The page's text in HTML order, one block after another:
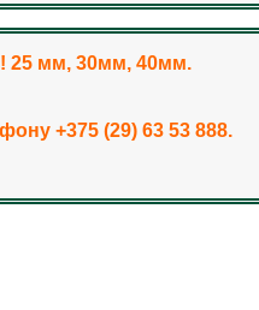
25 мм, 30мм, 40мм.
+375 (29) 63 53 888.